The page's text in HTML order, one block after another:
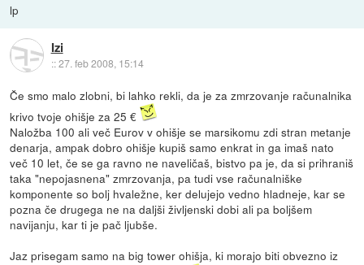
lp
Izi
::27. feb 2008, 15:14
Če smo malo zlobni, bi lahko rekli, da je za zmrzovanje računalnika
krivo tvoje ohišje za 25 €
Naložba 100 ali več Eurov v ohišje se marsikomu zdi stran metanje
denarja, ampak dobro ohišje kupiš samo enkrat in ga imaš nato
več 10 let, če se ga ravno ne naveličaš, bistvo pa je, da si prihraniš
taka "nepojasnena" zmrzovanja, pa tudi vse računalniške
komponente so bolj hvaležne, ker delujejo vedno hladneje, kar se
pozna če drugega ne na daljši življenski dobi ali pa boljšem
navijanju, kar ti je pač ljubše.
Jaz prisegam samo na big tower ohišja, ki morajo biti obvezno iz